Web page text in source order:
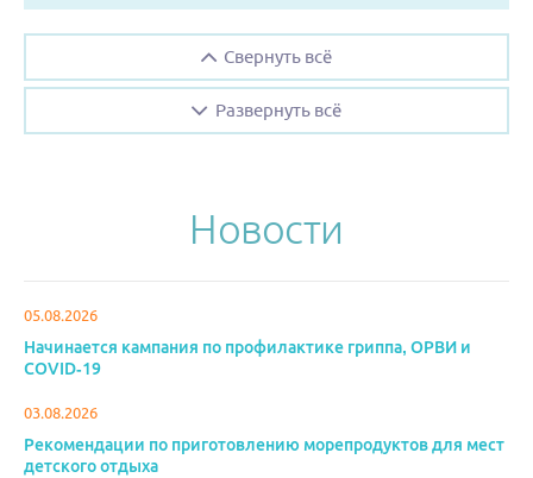
Свернуть всё
Развернуть всё
Новости
05.08.2026
Начинается кампания по профилактике гриппа, ОРВИ и
COVID-19
03.08.2026
Рекомендации по приготовлению морепродуктов для мест
детского отдыха